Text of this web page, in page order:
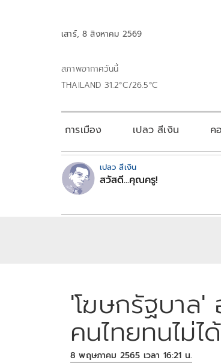
เสาร์, 8 สิงหาคม 2569
สภาพอากาศวันนี้
THAILAND 31.2°C/26.5°C
การเมือง เปลว สีเงิน ค
เปลว สีเงิน
สวัสดี...คุณครู!
'โฆษกรัฐบาล
คนไทยทนไม่ไ
8 พฤษภาคม 2565 เวลา 16:21 น.